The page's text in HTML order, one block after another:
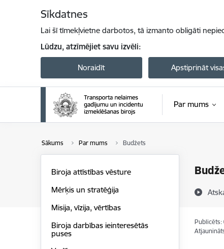
Sīkdatnes
Lai šī tīmekļvietne darbotos, tā izmanto obligāti
Lūdzu, atzīmējiet savu izvēli:
Noraidīt Apstiprināt
Par mums
Sākums Par mums Budžets
Biroja attīstības vēsture
Mērķis un stratēģija
Misija, vīzija, vērtības
Biroja darbības ieinteresētās
puses
Publicēts: